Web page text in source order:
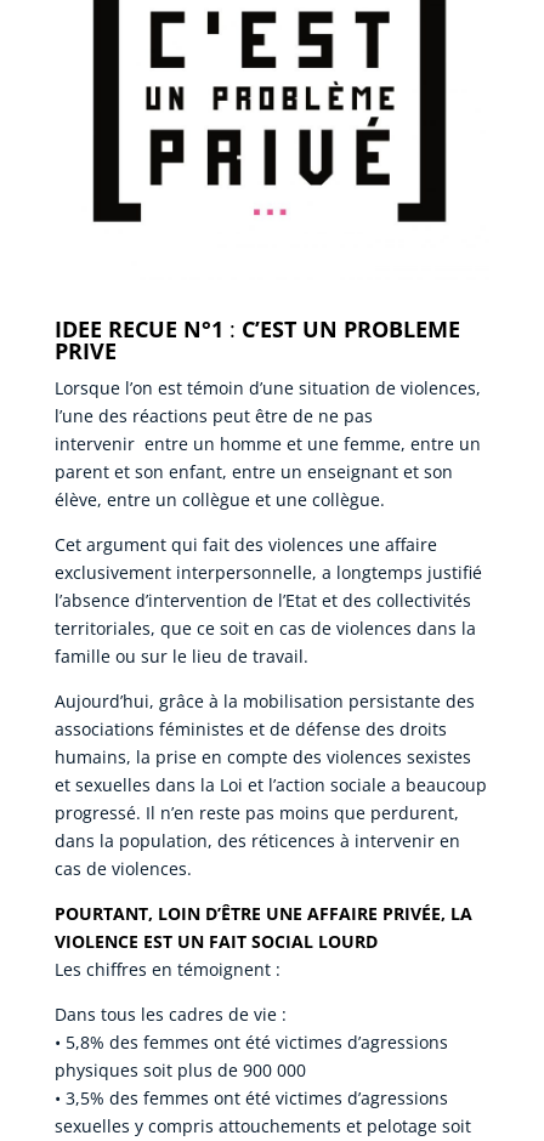
IDEE RECUE N°1 : C’EST UN PROBLEME
PRIVE
Lorsque l’on est témoin d’une situation de violences,
l’une des réactions peut être de ne pas
intervenir entre un homme et une femme, entre un
parent et son enfant, entre un enseignant et son
élève, entre un collègue et une collègue.
Cet argument qui fait des violences une affaire
exclusivement interpersonnelle, a longtemps justifié
l’absence d’intervention de l’Etat et des collectivités
territoriales, que ce soit en cas de violences dans la
famille ou sur le lieu de travail.
Aujourd’hui, grâce à la mobilisation persistante des
associations féministes et de défense des droits
humains, la prise en compte des violences sexistes
et sexuelles dans la Loi et l’action sociale a beaucoup
progressé. Il n’en reste pas moins que perdurent,
dans la population, des réticences à intervenir en
cas de violences.
POURTANT, LOIN D’ÊTRE UNE AFFAIRE PRIVÉE, LA
VIOLENCE EST UN FAIT SOCIAL LOURD
Les chiffres en témoignent :
Dans tous les cadres de vie :
• 5,8% des femmes ont été victimes d’agressions
physiques soit plus de 900 000
• 3,5% des femmes ont été victimes d’agressions
sexuelles y compris attouchements et pelotage soit